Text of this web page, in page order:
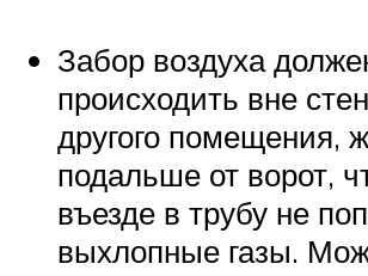
Забор воздуха
происходить вне
другого помещения,
подальше от ворот,
въезде в трубу не
выхлопные газы.